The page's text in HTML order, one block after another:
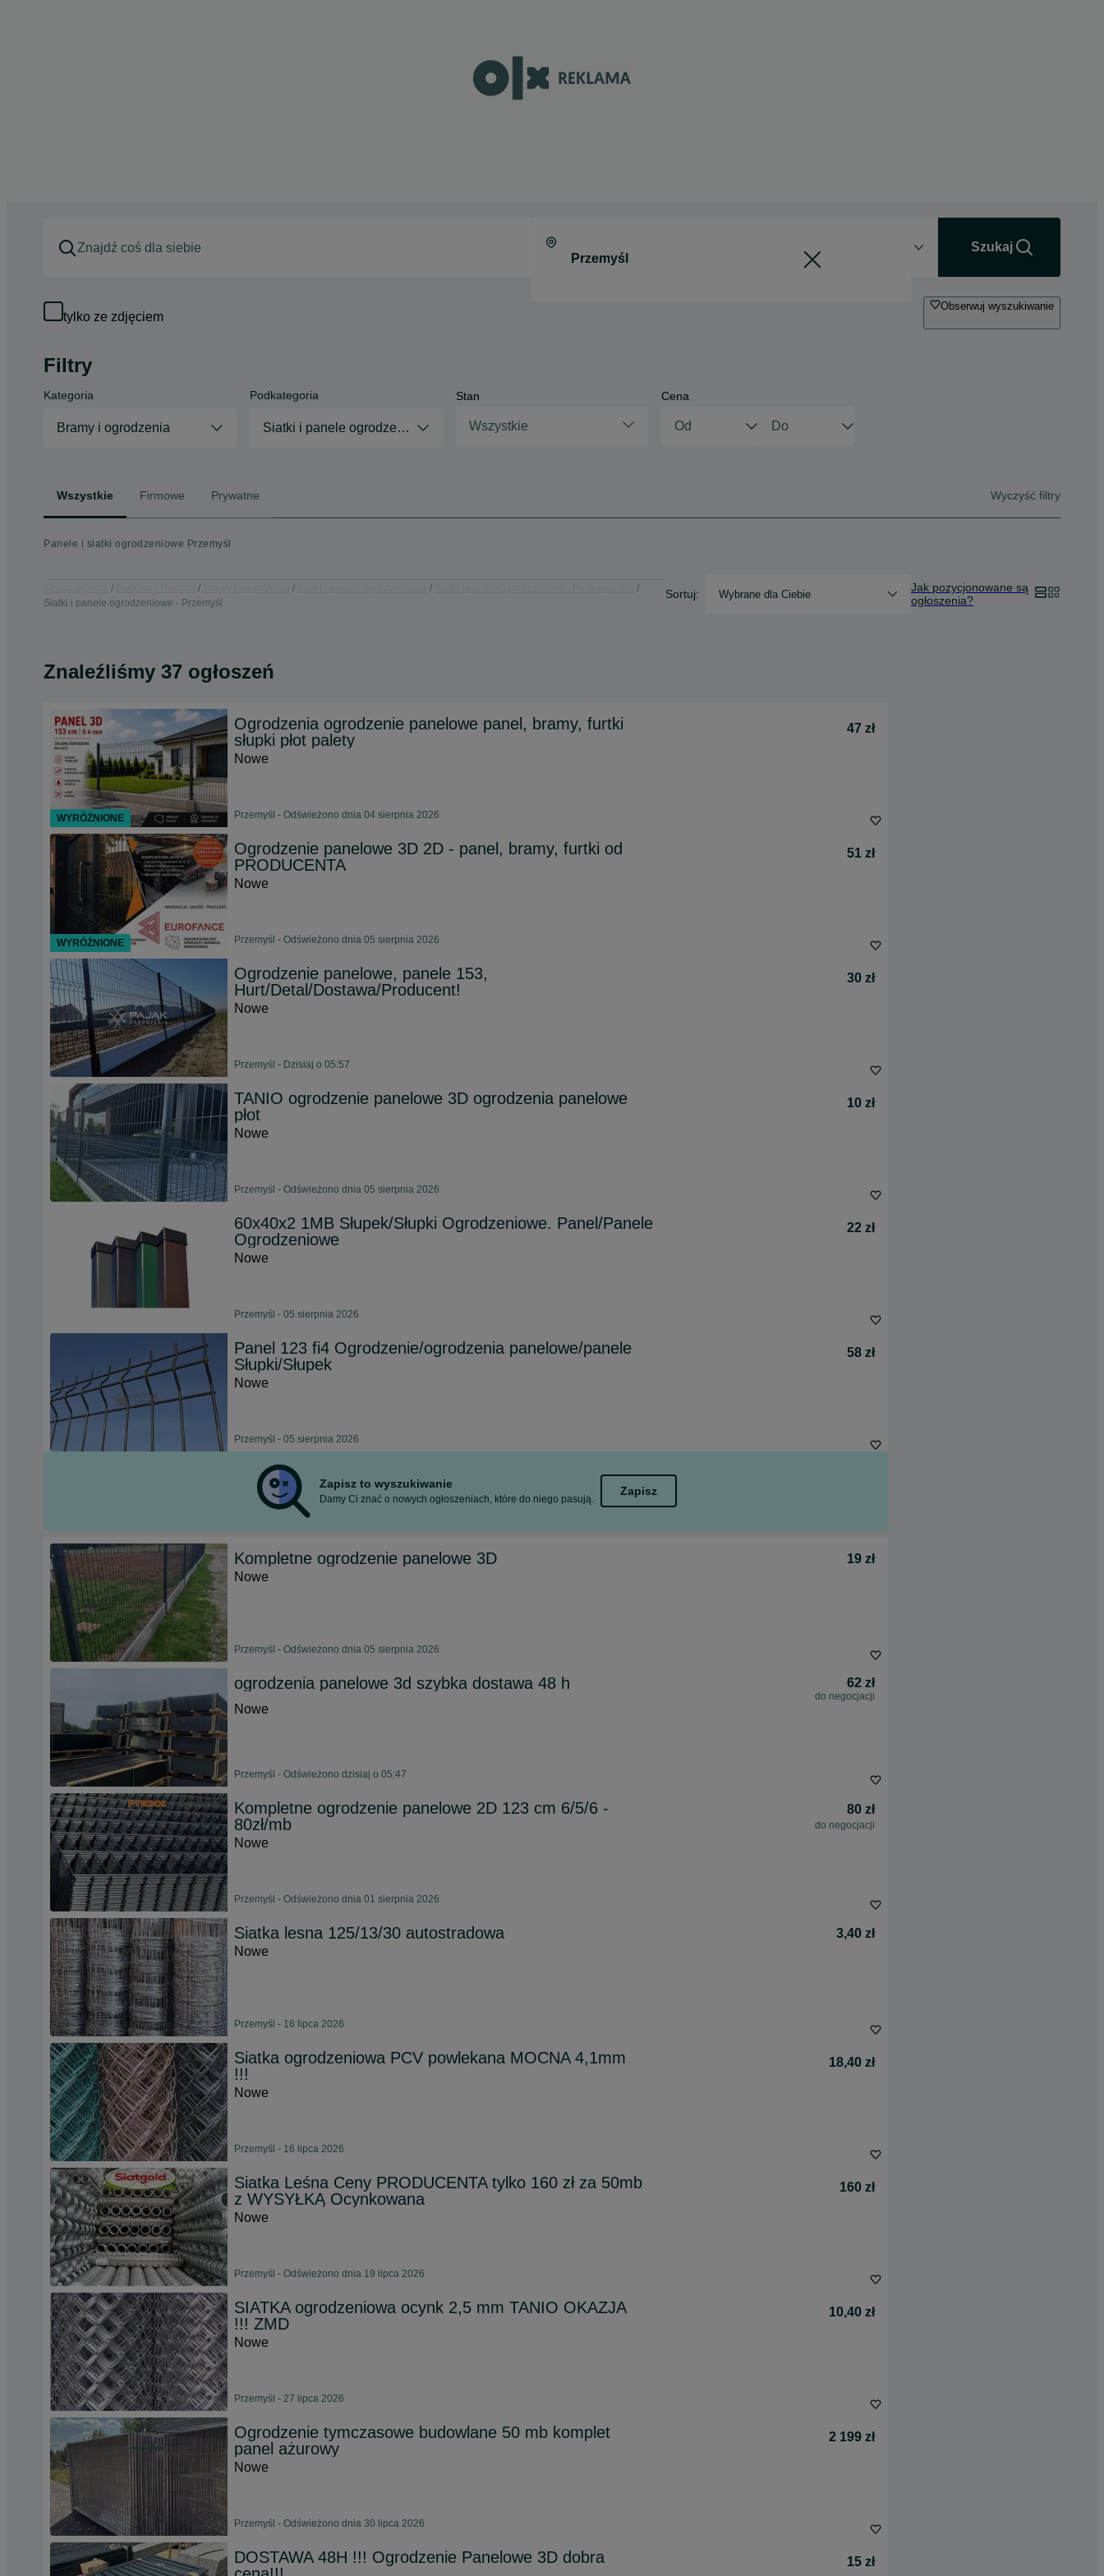
Szukaj
tylko ze zdjęciem
Obserwuj wyszukiwanie
Filtry
Kategoria
Bramy i ogrodzenia
Podkategoria
Siatki i panele ogrodzeniowe
Stan
Wszystkie
Cena
Wszystkie Firmowe Prywatne Wyczyść filtry
Panele i siatki ogrodzeniowe Przemyśl
Siatki i panele ogrodzeniowe - Przemyśl
Sortuj: Wybrane dla Ciebie
Jak pozycjonowane są
ogłoszenia?
Znaleźliśmy 37 ogłoszeń
Ogrodzenia ogrodzenie panelowe panel, bramy, furtki
słupki płot palety
47 zł
Nowe
Przemyśl - Odświeżono dnia 04 sierpnia 2026
Ogrodzenie panelowe 3D 2D - panel, bramy, furtki od
PRODUCENTA
51 zł
Nowe
Przemyśl - Odświeżono dnia 05 sierpnia 2026
Ogrodzenie panelowe, panele 153,
Hurt/Detal/Dostawa/Producent!
30 zł
Nowe
Przemyśl - Dzisiaj o 05:57
TANIO ogrodzenie panelowe 3D ogrodzenia panelowe
płot
10 zł
Nowe
Przemyśl - Odświeżono dnia 05 sierpnia 2026
60x40x2 1MB Słupek/Słupki Ogrodzeniowe. Panel/Panele
Ogrodzeniowe
22 zł
Nowe
Przemyśl - 05 sierpnia 2026
Panel 123 fi4 Ogrodzenie/ogrodzenia panelowe/panele
Słupki/Słupek
58 zł
Nowe
Przemyśl - 05 sierpnia 2026
Zapisz to wyszukiwanie
Damy Ci znać o nowych ogłoszeniach, które do niego pasują.
Zapisz
Kompletne ogrodzenie panelowe 3D
19 zł
Nowe
Przemyśl - Odświeżono dnia 05 sierpnia 2026
ogrodzenia panelowe 3d szybka dostawa 48 h 62 zł
do negocjacji
Nowe
Przemyśl - Odświeżono dzisiaj o 05:47
Kompletne ogrodzenie panelowe 2D 123 cm 6/5/6 -
80zł/mb
80 zł
do negocjacji
Nowe
Przemyśl - Odświeżono dnia 01 sierpnia 2026
Siatka lesna 125/13/30 autostradowa
3,40 zł
Nowe
Przemyśl - 16 lipca 2026
Siatka ogrodzeniowa PCV powlekana MOCNA 4,1mm
!!!
18,40 zł
Nowe
Przemyśl - 16 lipca 2026
Siatka Leśna Ceny PRODUCENTA tylko 160 zł za 50mb
z WYSYŁKĄ Ocynkowana
160 zł
Nowe
Przemyśl - Odświeżono dnia 19 lipca 2026
SIATKA ogrodzeniowa ocynk 2,5 mm TANIO OKAZJA
!!! ZMD
10,40 zł
Nowe
Przemyśl - 27 lipca 2026
Ogrodzenie tymczasowe budowlane 50 mb komplet
panel ażurowy
2 199 zł
Nowe
Przemyśl - Odświeżono dnia 30 lipca 2026
DOSTAWA 48H !!! Ogrodzenie Panelowe 3D dobra
15 zł
WYRÓŻNIONE
WYRÓŻNIONE